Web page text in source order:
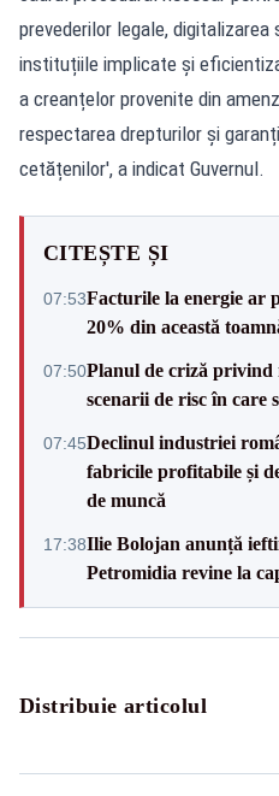
prevederilor legale,
instituțiile implicate și
a creanțelor provenite din
respectarea drepturilor și
cetățenilor', a indicat Guvernul.
CITEȘTE ȘI
07:53Facturile la energie ar
20% din această
07:50Planul de criză privind
scenarii de risc în care
07:45Declinul industriei
fabricile profitabile și
de muncă
17:38Ilie Bolojan anunță
Petromidia revine la
Distribuie articolul